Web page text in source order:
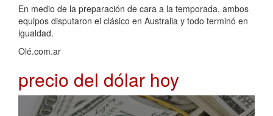
En medio de la preparación de cara a la temporada, ambos
equipos disputaron el clásico en Australia y todo terminó en
igualdad.
Olé.com.ar
precio del dólar hoy